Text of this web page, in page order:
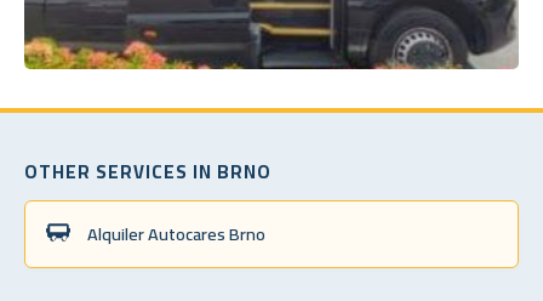
OTHER SERVICES IN BRNO
Alquiler Autocares Brno